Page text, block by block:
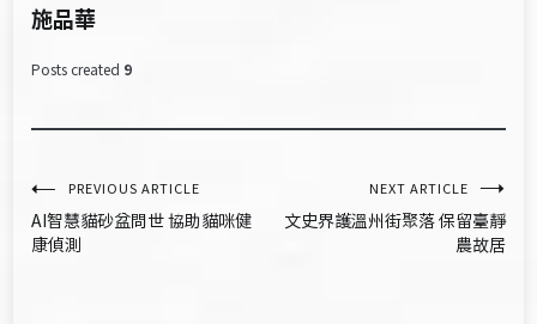
施品華
Posts created 9
文
章
PREVIOUS ARTICLE
AI智慧貓砂盆問世 協助貓咪健
康偵測
NEXT ARTICLE
文史界護溫州街聚落 保留臺靜
農故居